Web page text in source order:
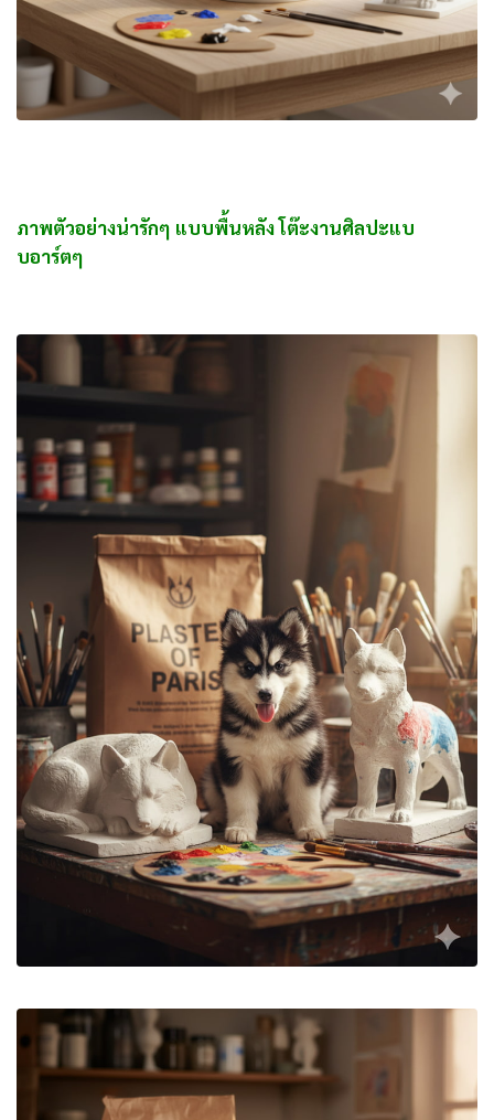
ภาพตัวอย่างน่ารักๆ แบบพื้นหลัง โต๊ะงานศิลปะแบ
บอาร์ตๆ